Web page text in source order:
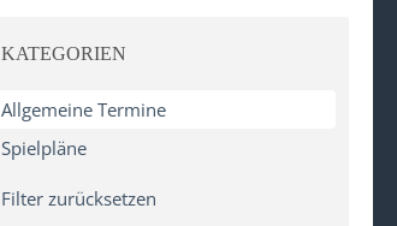
KATEGORIEN
Allgemeine Termine
Spielpläne
Filter zurücksetzen